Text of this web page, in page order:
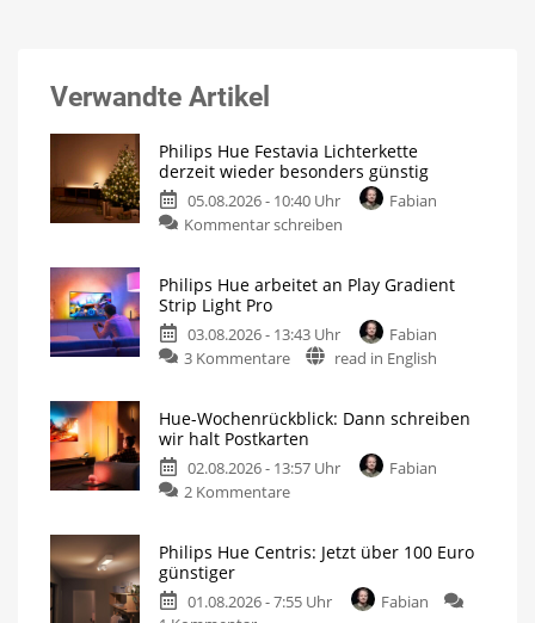
Verwandte Artikel
Philips Hue Festavia Lichterkette
derzeit wieder besonders günstig
05.08.2026 - 10:40 Uhr
Fabian
Kommentar schreiben
Philips Hue arbeitet an Play Gradient
Strip Light Pro
03.08.2026 - 13:43 Uhr
Fabian
3 Kommentare
read in English
Hue-Wochenrückblick: Dann schreiben
wir halt Postkarten
02.08.2026 - 13:57 Uhr
Fabian
2 Kommentare
Philips Hue Centris: Jetzt über 100 Euro
günstiger
01.08.2026 - 7:55 Uhr
Fabian